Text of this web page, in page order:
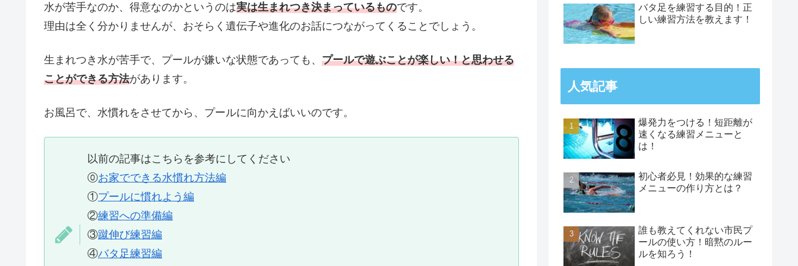
水が苦手なのか、得意なのかというのは実は生まれつき決まっているものです。
理由は全く分かりませんが、おそらく遺伝子や進化のお話につながってくることでしょう。
生まれつき水が苦手で、プールが嫌いな状態であっても、 プールで遊ぶことが楽しい！と思わせる
ことができる方法があります。
お風呂で、水慣れをさせてから、プールに向かえばいいのです。
以前の記事はこちらを参考にしてください
⓪お家でできる水慣れ方法編
①プールに慣れよう編
②練習への準備編
③蹴伸び練習編
④バタ足練習編
バタ足を練習する目的！正
しい練習方法を教えます！
人気記事
爆発力をつける！短距離が
速くなる練習メニューと
は！
初心者必見！効果的な練習
メニューの作り方とは？
誰も教えてくれない市民プ
ールの使い方！暗黙のルー
ルを知ろう！